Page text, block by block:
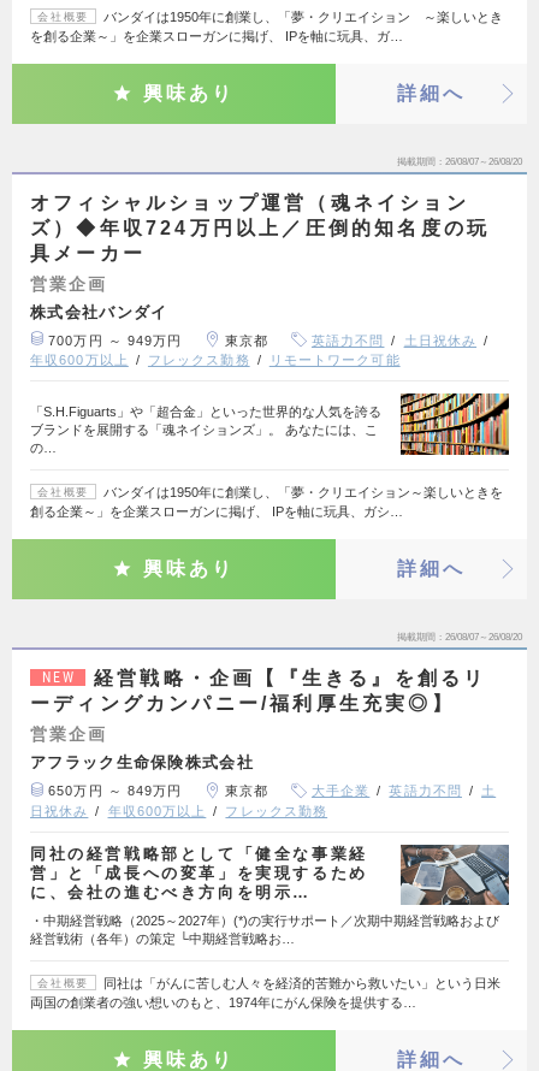
会社概要
バンダイは1950年に創業し、「夢・クリエイション ～楽しいとき
を創る企業～」を企業スローガンに掲げ、 IPを軸に玩具、ガ…
興味あり 詳細へ
掲載期間 26/08/07～26/08/20
オフィシャルショップ運営（魂ネイション
ズ）◆年収724万円以上／圧倒的知名度の玩
具メーカー
営業企画
株式会社バンダイ
700万円 ～ 949万円 東京都 英語力不問
土日祝休み
年収600万以上
フレックス勤務 リモートワーク可能
「S.H.Figuarts」や「超合金」といった世界的な人気を誇る
ブランドを展開する「魂ネイションズ」。 あなたには、こ
の…
会社概要
バンダイは1950年に創業し、「夢・クリエイション～楽しいときを
創る企業～」を企業スローガンに掲げ、 IPを軸に玩具、ガシ…
興味あり 詳細へ
掲載期間 26/08/07～26/08/20
NEW
経営戦略・企画【『生きる』を創るリ
ーディングカンパニー/福利厚生充実◎】
営業企画
アフラック生命保険株式会社
650万円 ～ 849万円 東京都 大手企業 英語力不問
土
日祝休み
年収600万以上 フレックス勤務
同社の経営戦略部として「健全な事業経
営」と「成長への変革」を実現するため
に、会社の進むべき方向を明示…
・中期経営戦略（2025～2027年）(*)の実行サポート／次期中期経営戦略および
経営戦術（各年）の策定 └中期経営戦略お…
会社概要
同社は「がんに苦しむ人々を経済的苦難から救いたい」という日米
両国の創業者の強い想いのもと、1974年にがん保険を提供する…
興味あり 詳細へ